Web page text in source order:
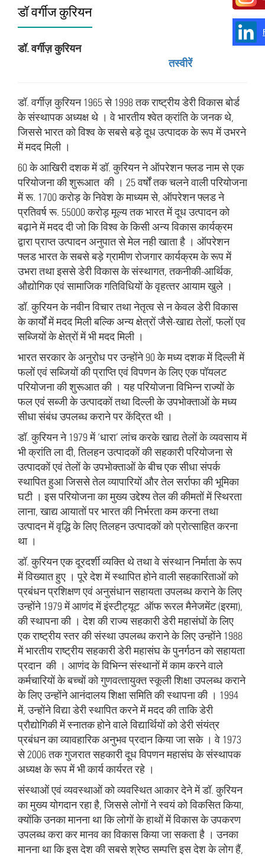
डॉ वर्गीज कुरियन
डॉ. वर्गीज़ कुरियन
तस्वीरें
डॉ. वर्गीज़ कुरियन 1965 से 1998 तक राष्‍ट्रीय डेरी विकास बोर्ड
के संस्‍थापक अध्‍यक्ष थे । वे भारतीय श्‍वेत क्रांति के जनक थे,
जिससे भारत को विश्‍व के सबसे बड़े दूध उत्‍पादक के रूप में उभरने
में मदद मिली ।
60 के आखिरी दशक में डॉ. कुरियन ने ऑपरेशन फ्लड नाम से एक
परियोजना की शुरूआत की । 25 वर्षों तक चलने वाली परियोजना
में रू. 1700 करोड़ के निवेश के माध्‍यम से, ऑपरेशन फ्लड ने
प्रतिवर्ष रू. 55000 करोड़ मूल्‍य तक भारत में दूध उत्‍पादन को
बढ़ाने में मदद दी जो कि विश्‍व के किसी अन्‍य विकास कार्यक्रम
द्वारा प्राप्‍त उत्‍पादन अनुपात से मेल नही खाता है । ऑपरेशन
फ्लड भारत के सबसे बड़े ग्रामीण रोजगार कार्यक्रम के रूप में
उभरा तथा इससे डेरी विकास के संस्‍थागत, तकनीकी-आर्थिक,
औद्योगिक एवं सामाजिक गतिविधियों के वृहत्‍तर आयाम खुले ।
डॉ. कुरियन के नवीन विचार तथा नेतृत्‍व से न केवल डेरी विकास
के कार्यों में मदद मिली बल्कि अन्‍य क्षेत्रों जैसे-खाद्य तेलों, फलों एव
सब्जियों के क्षेत्रों में भी मदद मिली ।
भारत सरकार के अनुरोध पर उन्‍होंने 90 के मध्‍य दशक में दिल्‍ली में
फलों एवं सब्जियों की प्राप्ति एवं विपणन के लिए एक पॉयलट
परियोजना की शुरूआत की । यह परियोजना विभिन्‍न राज्‍यों के
फल एवं सब्‍जी के उत्‍पादकों त‍था दिल्‍ली के उपभोक्‍ताओं के मध्‍य
सीधा संबंध उपलब्‍ध कराने पर केंद्रित थी ।
डॉ. कुरियन ने 1979 में ‘धारा’ लांच करके खाद्य तेलों के व्‍यवसाय में
भी क्रांति ला दी, तिलहन उत्‍पादकों की सहकारी परियोजना से
उत्‍पादकों एवं तेलों के उपभोक्‍ताओं के बीच एक सीधा संपर्क
स्‍थापित हुआ जिससे तेल व्‍यापारियों और तेल सर्राफा की भूमिका
घटी । इस परियोजना का मुख्‍य उद्देश्‍य तेल की कीमतों में स्थिरता
लाना, खाद्य आयातों पर भारत की निर्भरता कम करना तथा
उत्‍पादन में वृद्धि के लिए तिलहन उत्‍पादकों को प्रोत्‍साहित करना
था ।
डॉ. कुरियन एक दूरदर्शी व्‍यक्ति थे तथा वे संस्‍थान निर्माता के रूप
में विख्‍यात हुए । पूरे देश में स्‍थापित होने वाली सहकारिताओं को
प्रबंधन प्रशिक्षण एवं अनुसंधान सहायता उपलब्‍ध कराने के लिए
उन्‍होंने 1979 में आणंद में इंस्टीट्यूट ऑफ रूरल मैनेजमेंट (इरमा),
की स्‍थापना की । देश की राज्‍य सहकारी डेरी महासंघों के लिए
एक राष्‍ट्रीय स्‍तर की संस्‍था उपलब्‍ध कराने के लिए उन्‍होंने 1988
में भारतीय राष्‍ट्रीय सहकारी डेरी महासंघ के पुनर्गठन को सहायता
प्रदान की । आणंद के विभिन्‍न संस्‍थानों में काम करने वाले
कर्मचारियों के बच्‍चों को गुणवत्‍तायुक्‍त स्‍कूली शिक्षा उपलब्‍ध कराने
के लिए उन्‍होंने आनंदालय शिक्षा समिति की स्‍थापना की । 1994
में, उन्‍होंने विद्या डेरी स्‍थापित करने में मदद की ताकि डेरी
प्रौद्योगिकी में स्‍नातक होने वाले विद्यार्थियों को डेरी संयंत्र
प्रबंधन का व्‍यावहारिक अनुभव प्रदान किया जा सके । वे 1973
से 2006 तक गुजरात सहकारी दूध विपणन महासंघ के संस्‍थापक
अध्‍यक्ष के रूप में भी कार्य कार्यरत रहे ।
संस्‍थाओं एवं व्‍यवस्‍थाओं को व्‍यवस्थित आकार देने में डॉ. कुरियन
का मुख्‍य योगदान रहा है, जिससे लोगों ने स्‍वयं को विकसित किया,
क्‍योंकि उनका मानना था कि लोगों के हाथों में विकास के उपकरण
उपलब्‍ध करा कर मानव का विकास किया जा सकता है । उनका
मानना था कि इस देश की सबसे श्रेष्‍ठ सम्‍पत्ति इस देश के लोग हैं,